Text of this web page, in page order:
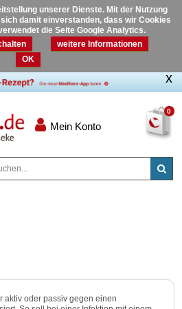
unserer Dienste. Mit der Nutzung
damit einverstanden, dass wir Cookies
die Seite Google Analytics.
weitere Informationen
OK
0
Mein Konto
aktiv oder passiv gegen einen